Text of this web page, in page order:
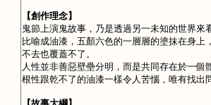
【創作理念】
鬼節上演鬼故事，乃是透過另一未知的世界
比喻成油漆，五顏六色的一層層的塗抹在身
不去也覆蓋不了。
人性並非善惡壁壘分明，而是共同存在於一
根性跟乾不了的油漆一樣令人苦惱，唯有找出